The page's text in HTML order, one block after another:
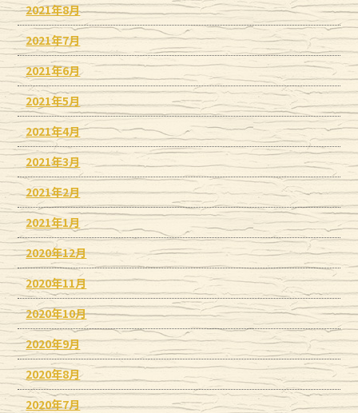
2021年8月
2021年7月
2021年6月
2021年5月
2021年4月
2021年3月
2021年2月
2021年1月
2020年12月
2020年11月
2020年10月
2020年9月
2020年8月
2020年7月